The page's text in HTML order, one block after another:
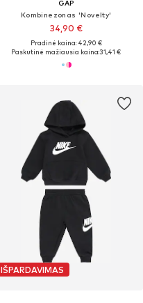
GAP
Kombinezonas 'Novelty'
34,90 €
Pradinė kaina: 42,90 €
Paskutinė mažiausia kaina:31,41 €
IŠPARDAVIMAS